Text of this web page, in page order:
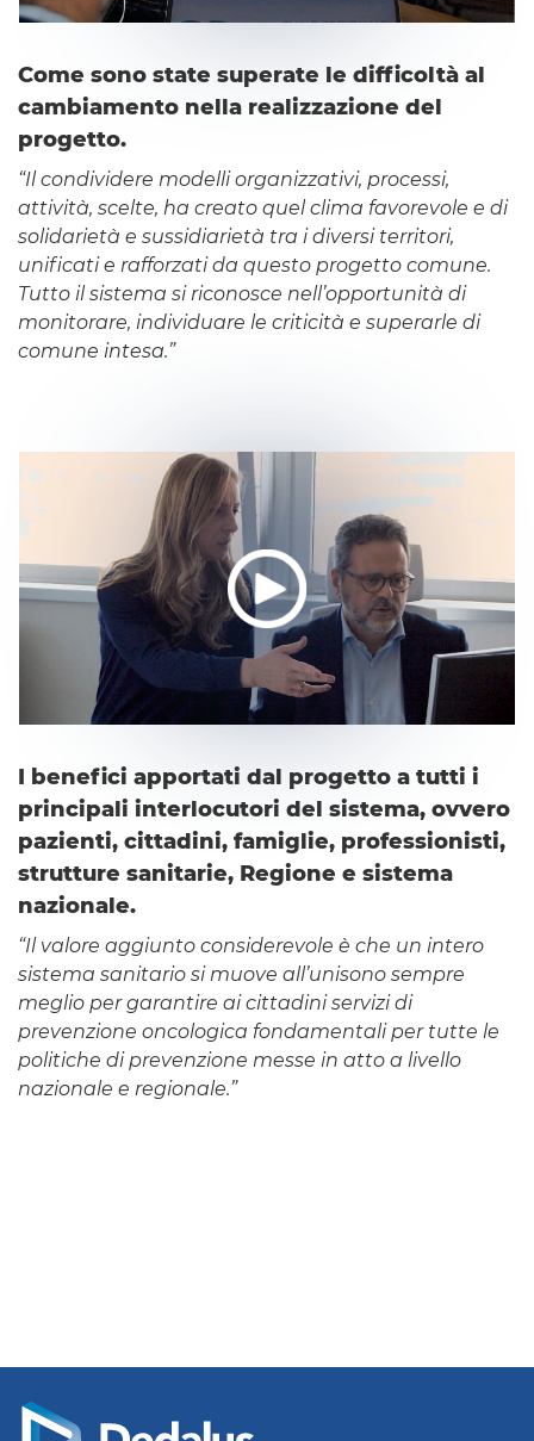
Come sono state superate le difficoltà al
cambiamento nella realizzazione del
progetto.
“Il condividere modelli organizzativi, processi,
attività, scelte, ha creato quel clima favorevole e di
solidarietà e sussidiarietà tra i diversi territori,
unificati e rafforzati da questo progetto comune.
Tutto il sistema si riconosce nell’opportunità di
monitorare, individuare le criticità e superarle di
comune intesa.”
I benefici apportati dal progetto a tutti i
principali interlocutori del sistema, ovvero
pazienti, cittadini, famiglie, professionisti,
strutture sanitarie, Regione e sistema
nazionale.
“Il valore aggiunto considerevole è che un intero
sistema sanitario si muove all’unisono sempre
meglio per garantire ai cittadini servizi di
prevenzione oncologica fondamentali per tutte le
politiche di prevenzione messe in atto a livello
nazionale e regionale.”